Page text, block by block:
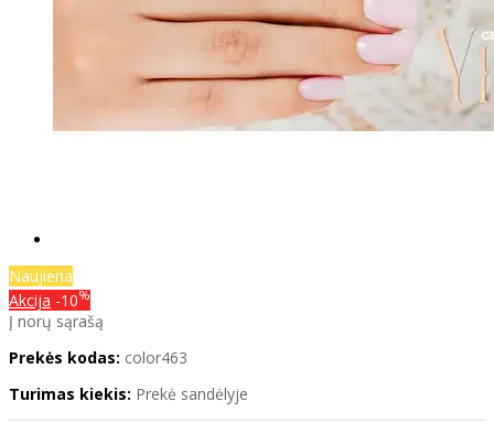
Naujiena
Akcija -10%
Į norų sąrašą
Prekės kodas: color463
Turimas kiekis: Prekė sandėlyje